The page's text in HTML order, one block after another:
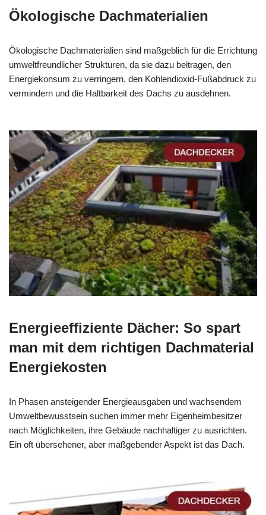
Ökologische Dachmaterialien
Ökologische Dachmaterialien sind maßgeblich für die Errichtung
umweltfreundlicher Strukturen, da sie dazu beitragen, den
Energiekonsum zu verringern, den Kohlendioxid-Fußabdruck zu
vermindern und die Haltbarkeit des Dachs zu ausdehnen.
Energieeffiziente Dächer: So spart
man mit dem richtigen Dachmaterial
Energiekosten
In Phasen ansteigender Energieausgaben und wachsendem
Umweltbewusstsein suchen immer mehr Eigenheimbesitzer
nach Möglichkeiten, ihre Gebäude nachhaltiger zu ausrichten.
Ein oft übersehener, aber maßgebender Aspekt ist das Dach.